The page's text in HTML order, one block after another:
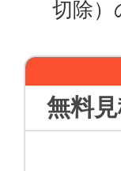
切除）
無料